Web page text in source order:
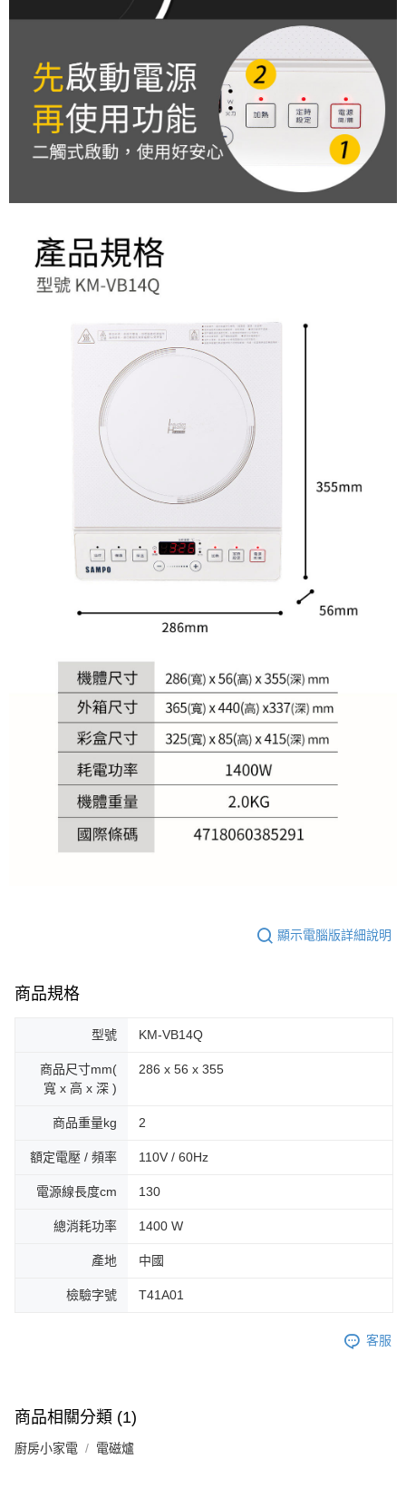
顯示電腦版詳細說明
商品規格
型號 KM-VB14Q
商品尺寸mm(
寬 x 高 x 深 )
286 x 56 x 355
商品重量kg 2
額定電壓 / 頻率 110V / 60Hz
電源線長度cm 130
總消耗功率 1400 W
產地 中國
檢驗字號 T41A01
客服
商品相關分類 (1)
廚房小家電 電磁爐